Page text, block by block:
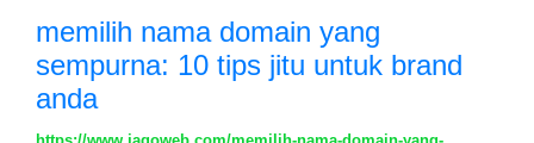
memilih nama domain yang
sempurna: 10 tips jitu untuk brand
anda